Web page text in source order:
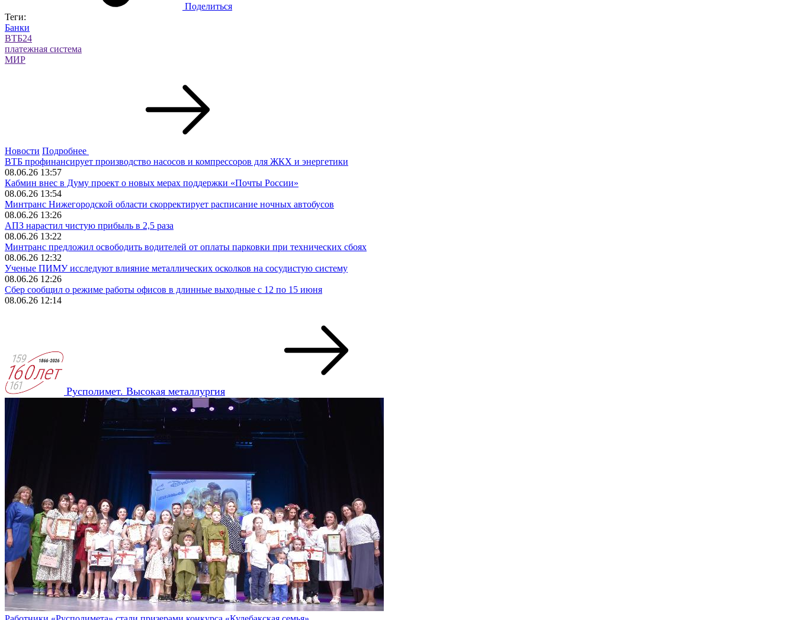
Поделиться
Теги:
Банки
ВТБ24
платежная система
МИР
Новости Подробнее
ВТБ профинансирует производство насосов и компрессоров для ЖКХ и энергетики
08.06.26 13:57
Кабмин внес в Думу проект о новых мерах поддержки «Почты России»
08.06.26 13:54
Минтранс Нижегородской области скорректирует расписание ночных автобусов
08.06.26 13:26
АПЗ нарастил чистую прибыль в 2,5 раза
08.06.26 13:22
Минтранс предложил освободить водителей от оплаты парковки при технических сбоях
08.06.26 12:32
Ученые ПИМУ исследуют влияние металлических осколков на сосудистую систему
08.06.26 12:26
Сбер сообщил о режиме работы офисов в длинные выходные с 12 по 15 июня
08.06.26 12:14
Русполимет. Высокая металлургия